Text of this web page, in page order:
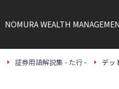
NOMURAWEALTH
証券用語解説集 - た行 - デッ